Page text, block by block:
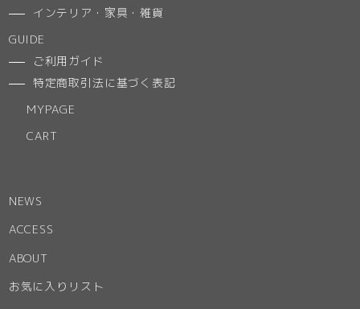
インテリア・家具・雑貨
GUIDE
ご利用ガイド
特定商取引法に基づく表記
MYPAGE
CART
NEWS
ACCESS
ABOUT
お気に入りリスト